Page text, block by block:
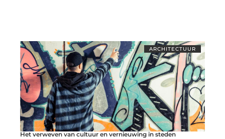
ARCHITECTUUR
Het verweven van cultuur en vernieuwing in steden